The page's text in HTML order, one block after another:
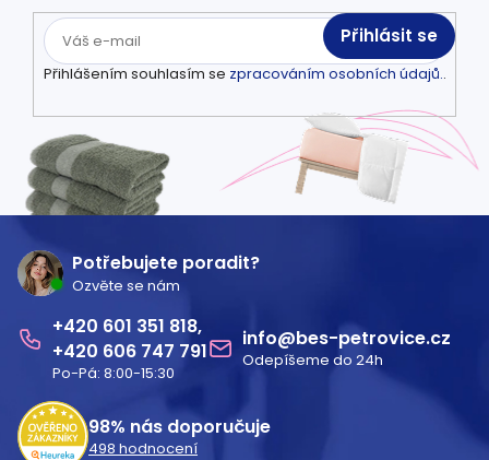
Přihlášením souhlasím se zpracováním osobních údajů..
Přihlásit se
Potřebujete poradit?
Ozvěte se nám
601 351 818
606 747 791
Po-Pá: 8:00-15:30
info@bes-petrovice.cz
Odepíšeme do 24h
98% nás doporučuje
498 hodnocení